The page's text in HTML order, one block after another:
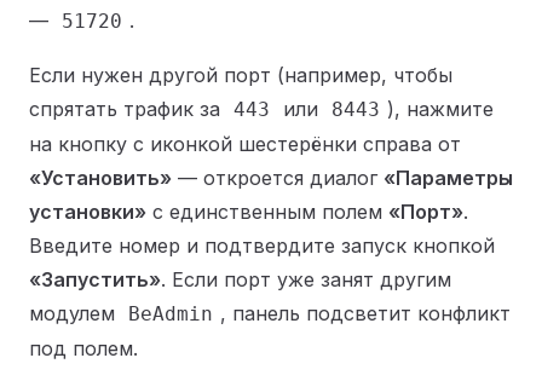
—
51720 .
Если нужен другой порт (например, чтобы
спрятать трафик за
443 или 8443 ), нажмите
на кнопку с иконкой шестерёнки справа от
«Установить» — откроется диалог «Параметры
установки» с единственным полем «Порт».
Введите номер и подтвердите запуск кнопкой
«Запустить». Если порт уже занят другим
модулем
BeAdmin , панель подсветит конфликт
под полем.